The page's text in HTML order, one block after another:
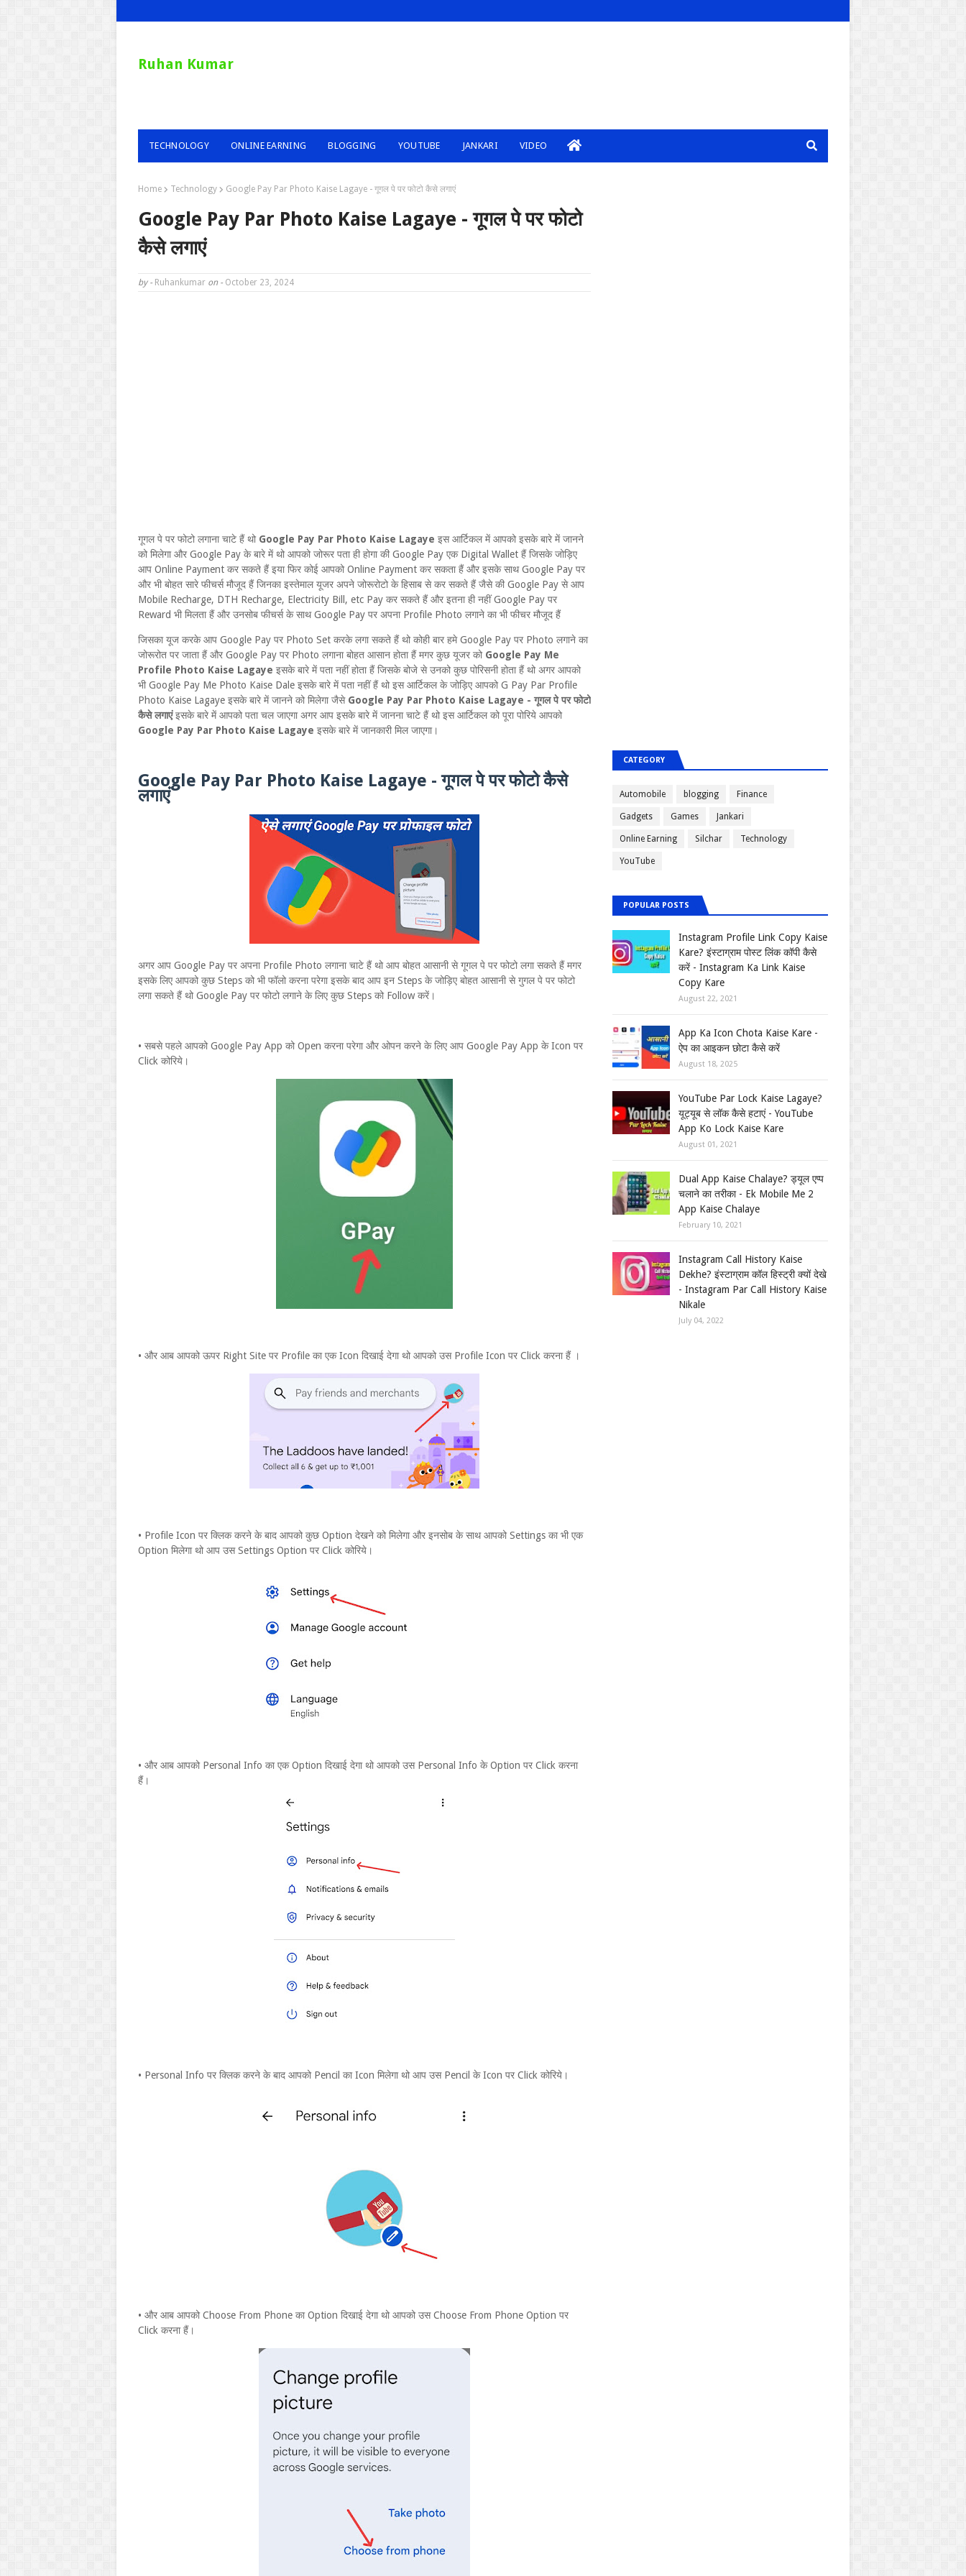
Ruhan Kumar
TECHNOLOGY ONLINE EARNING BLOGGING YOUTUBE JANKARI VIDEO
Home Technology Google Pay Par Photo Kaise Lagaye - गूगल पे पर फोटो कैसे लगाएं
Google Pay Par Photo Kaise Lagaye - गूगल पे पर फोटो
कैसे लगाएं
by - Ruhankumar on - October 23, 2024
गूगल पे पर फोटो लगाना चाटे हैं थो Google Pay Par Photo Kaise Lagaye इस आर्टिकल में आपको इसके बारे में जानने
को मिलेगा और Google Pay के बारे में थो आपको जोरूर पता ही होगा की Google Pay एक Digital Wallet हैं जिसके जोड़िए
आप Online Payment कर सकते हैं इया फिर कोई आपको Online Payment कर सकता हैं और इसके साथ Google Pay पर
और भी बोहत सारे फीचर्स मौजूद हैं जिनका इस्तेमाल यूजर अपने जोरूरोटो के हिसाब से कर सकते हैं जैसे की Google Pay से आप
Mobile Recharge, DTH Recharge, Electricity Bill, etc Pay कर सकते हैं और इतना ही नहीं Google Pay पर
Reward भी मिलता हैं और उनसोब फीचर्स के साथ Google Pay पर अपना Profile Photo लगाने का भी फीचर मौजूद हैं
जिसका यूज करके आप Google Pay पर Photo Set करके लगा सकते हैं थो कोही बार हमे Google Pay पर Photo लगाने का
जोरूरोत पर जाता हैं और Google Pay पर Photo लगाना बोहत आसान होता हैं मगर कुछ यूजर को Google Pay Me
Profile Photo Kaise Lagaye इसके बारे में पता नहीं होता हैं जिसके बोजे से उनको कुछ पोरिसनी होता हैं थो अगर आपको
भी Google Pay Me Photo Kaise Dale इसके बारे में पता नहीं हैं थो इस आर्टिकल के जोड़िए आपको G Pay Par Profile
Photo Kaise Lagaye इसके बारे में जानने को मिलेगा जैसे Google Pay Par Photo Kaise Lagaye - गूगल पे पर फोटो
कैसे लगाएंइसके बारे में आपको पता चल जाएगा अगर आप इसके बारे में जानना चाटे हैं थो इस आर्टिकल को पूरा पोरिये आपको
Google Pay Par Photo Kaise Lagaye इसके बारे में जानकारी मिल जाएगा।
Google Pay Par Photo Kaise Lagaye - गूगल पे पर फोटो कैसे
लगाएं
अगर आप Google Pay पर अपना Profile Photo लगाना चाटे हैं थो आप बोहत आसानी से गूगल पे पर फोटो लगा सकते हैं मगर
इसके लिए आपको कुछ Steps को भी फॉलो करना परेगा इसके बाद आप इन Steps के जोड़िए बोहत आसानी से गुगल पे पर फोटो
लगा सकते हैं थो Google Pay पर फोटो लगाने के लिए कुछ Steps को Follow करें।
• सबसे पहले आपको Google Pay App को Open करना परेगा और ओपन करने के लिए आप Google Pay App के Icon पर
Click कोरिये।
• और आब आपको ऊपर Right Site पर Profile का एक Icon दिखाई देगा थो आपको उस Profile Icon पर Click करना हैं ।
• Profile Icon पर क्लिक करने के बाद आपको कुछ Option देखने को मिलेगा और इनसोब के साथ आपको Settings का भी एक
Option मिलेगा थो आप उस Settings Option पर Click कोरिये।
• और आब आपको Personal Info का एक Option दिखाई देगा थो आपको उस Personal Info के Option पर Click करना
हैं।
• Personal Info पर क्लिक करने के बाद आपको Pencil का Icon मिलेगा थो आप उस Pencil के Icon पर Click कोरिये।
• और आब आपको Choose From Phone का Option दिखाई देगा थो आपको उस Choose From Phone Option पर
Click करना हैं।
CATEGORY
Automobile blogging Finance
Gadgets Games Jankari
Online Earning Silchar Technology
YouTube
POPULAR POSTS
Instagram Profile Link Copy Kaise
Kare? इंस्टाग्राम पोस्ट लिंक कॉपी कैसे
करें - Instagram Ka Link Kaise
Copy Kare
August 22, 2021
App Ka Icon Chota Kaise Kare -
ऐप का आइकन छोटा कैसे करें
August 18, 2025
YouTube Par Lock Kaise Lagaye?
यूट्यूब से लॉक कैसे हटाएं - YouTube
App Ko Lock Kaise Kare
August 01, 2021
Dual App Kaise Chalaye? ड्यूल एप्प
चलाने का तरीका - Ek Mobile Me 2
App Kaise Chalaye
February 10, 2021
Instagram Call History Kaise
Dekhe? इंस्टाग्राम कॉल हिस्ट्री क्यों देखे
- Instagram Par Call History Kaise
Nikale
July 04, 2022